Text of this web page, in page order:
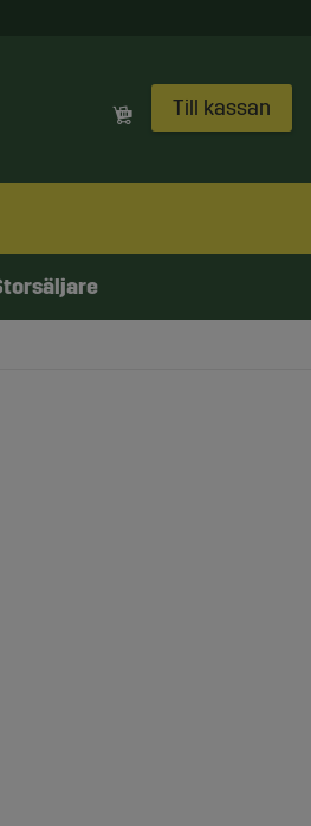
Till kassan